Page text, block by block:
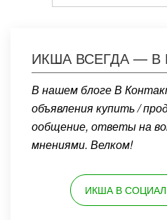
ИКША ВСЕГДА — В
В нашем блоге В
объявления купить /
ообщение, ответы на
мнениями. Велком!
ИКША В